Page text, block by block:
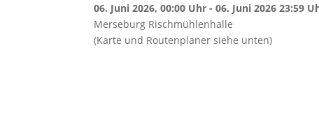
06. Juni 2026, 00:00 Uhr - 06. Juni 2026 23:59
Merseburg Rischmühlenhalle
(Karte und Routenplaner siehe unten)